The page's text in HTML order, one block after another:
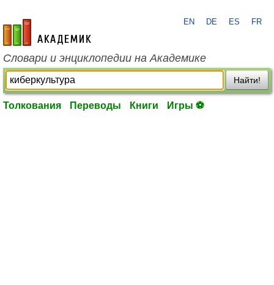
academic.ru
EN DE ES FR
Словари и энциклопедии на Академике
Найти!
Толкования Переводы Книги Игры ⚽